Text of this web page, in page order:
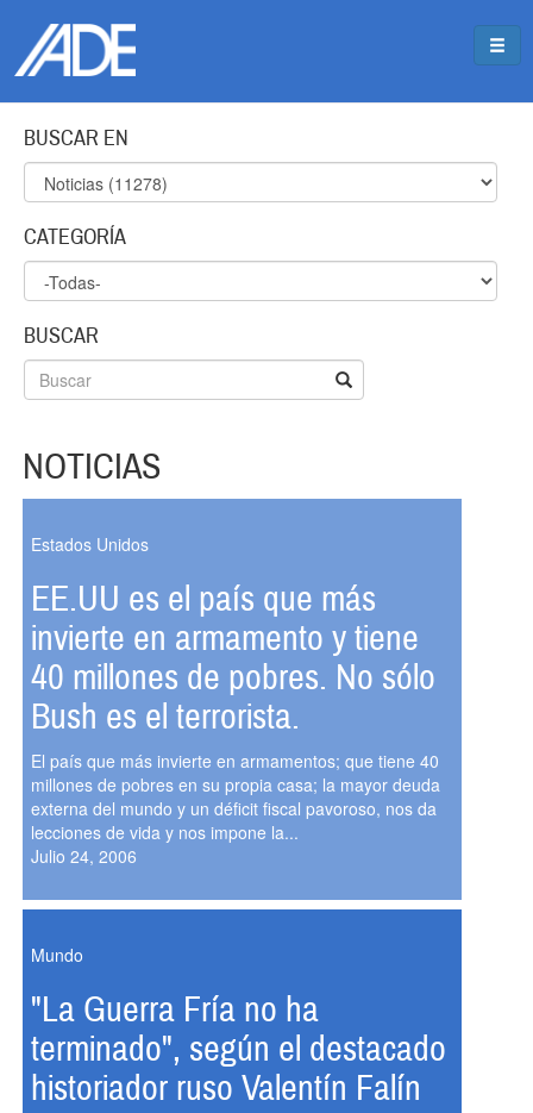
BUSCAR EN
CATEGORÍA
BUSCAR
NOTICIAS
Estados Unidos
EE.UU es el país que más
invierte en armamento y tiene
40 millones de pobres. No sólo
Bush es el terrorista.
El país que más invierte en armamentos; que tiene 40
millones de pobres en su propia casa; la mayor deuda
externa del mundo y un déficit fiscal pavoroso, nos da
lecciones de vida y nos impone la...
Julio 24, 2006
Mundo
"La Guerra Fría no ha
terminado", según el destacado
historiador ruso Valentín Falín